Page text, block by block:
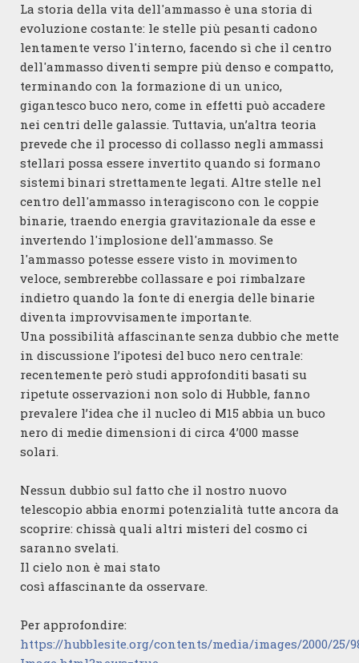
La storia della vita dell'ammasso è una storia di
evoluzione costante: le stelle più pesanti cadono
lentamente verso l'interno, facendo sì che il centro
dell'ammasso diventi sempre più denso e compatto,
terminando con la formazione di un unico,
gigantesco buco nero, come in effetti può accadere
nei centri delle galassie. Tuttavia, un’altra teoria
prevede che il processo di collasso negli ammassi
stellari possa essere invertito quando si formano
sistemi binari strettamente legati. Altre stelle nel
centro dell'ammasso interagiscono con le coppie
binarie, traendo energia gravitazionale da esse e
invertendo l'implosione dell'ammasso. Se
l'ammasso potesse essere visto in movimento
veloce, sembrerebbe collassare e poi rimbalzare
indietro quando la fonte di energia delle binarie
diventa improvvisamente importante.
Una possibilità affascinante senza dubbio che mette
in discussione l’ipotesi del buco nero centrale:
recentemente però studi approfonditi basati su
ripetute osservazioni non solo di Hubble, fanno
prevalere l’idea che il nucleo di M15 abbia un buco
nero di medie dimensioni di circa 4’000 masse
solari.
Nessun dubbio sul fatto che il nostro nuovo
telescopio abbia enormi potenzialità tutte ancora da
scoprire: chissà quali altri misteri del cosmo ci
saranno svelati.
Il cielo non è mai stato
così affascinante da osservare.
Per approfondire:
https://hubblesite.org/contents/media/images/2000/25/